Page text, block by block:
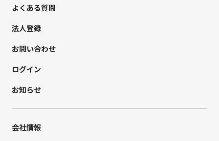
よくある質問
法人登録
お問い合わせ
ログイン
お知らせ
会社情報